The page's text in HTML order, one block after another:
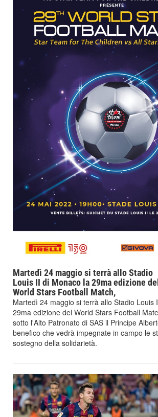
Martedì 24 maggio si terrà allo Stadio
Louis II di Monaco la 29ma edizione
World Stars Football Match,
Martedì 24 maggio si terrà allo Stadio Louis
29ma edizione del World Stars Football
sotto l'Alto Patronato di SAS il Principe
benefico che vedrà impegnate in campo le
sostegno della solidarietà.